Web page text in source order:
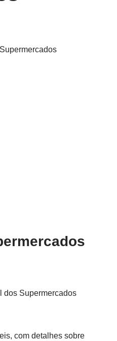
dos Supermercados
com detalhes sobre